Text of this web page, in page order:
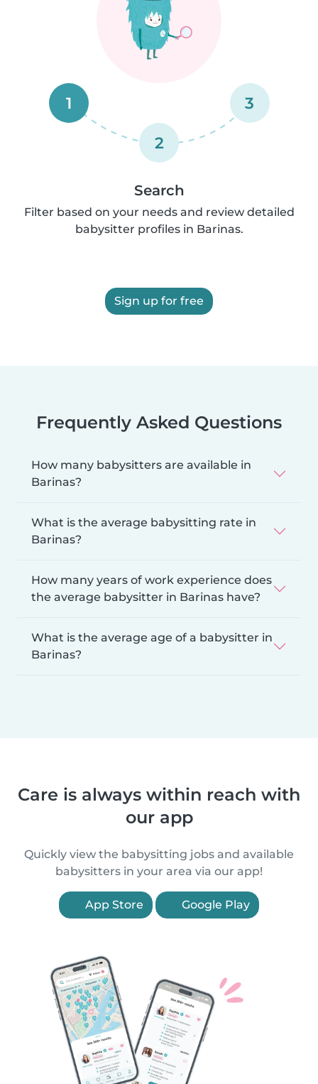
1
2
3
Search
Filter based on your needs and review detailed
babysitter profiles in Barinas.
Sign up for free
Frequently Asked Questions
How many babysitters are available in
Barinas?
What is the average babysitting rate in
Barinas?
How many years of work experience does
the average babysitter in Barinas have?
What is the average age of a babysitter in
Barinas?
Care is always within reach with
our app
Quickly view the babysitting jobs and available
babysitters in your area via our app!
App Store Google Play